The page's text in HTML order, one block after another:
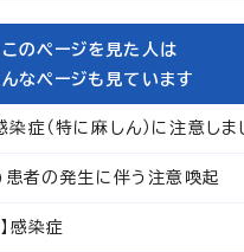
このページを見た人は
んなページも見ています
症（特に麻しん）に注意しま
者の発生に伴う注意喚起
感染症